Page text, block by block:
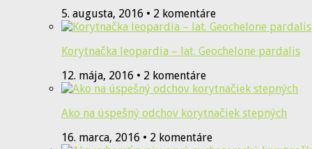
5. augusta, 2016 • 2 komentáre
Korytnačka leopardia – lat. Geochelone pardalis
12. mája, 2016 • 2 komentáre
Ako na úspešný odchov korytnačiek stepných
16. marca, 2016 • 2 komentáre